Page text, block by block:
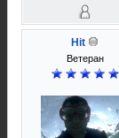
Hit
Ветеран